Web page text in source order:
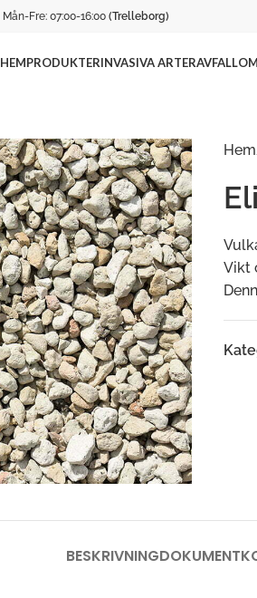
Mån-Fre: 07:00-16:00 (Trelleborg)
HEMPRODUKTERINVASIVA ARTERAVFALL
Hem
Vikt
BESKRIVNINGDOKUMENT